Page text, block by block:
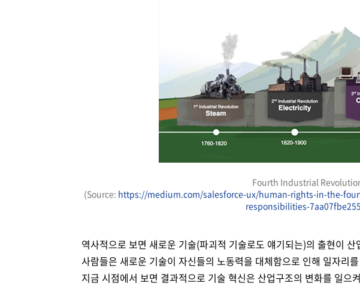
Fourth Industrial
(Source: https://medium.com/salesforce-ux/human-rights-in-the-
responsibilities-
역사적으로 보면 새로운 기술(파괴적 기술로도 얘기되는)의 출현이
사람들은 새로운 기술이 자신들의 노동력을 대체함으로 인해 일자리
지금 시점에서 보면 결과적으로 기술 혁신은 산업구조의 변화를 일으